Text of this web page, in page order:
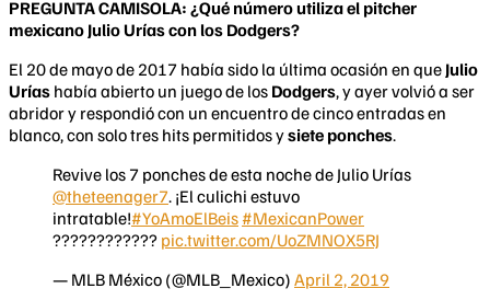
PREGUNTA CAMISOLA: ¿Qué número utiliza el pitcher
mexicano Julio Urías con los Dodgers?
El 20 de mayo de 2017 había sido la última ocasión en que Julio
Urías había abierto un juego de los Dodgers, y ayer volvió a ser
abridor y respondió con un encuentro de cinco entradas en
blanco, con solo tres hits permitidos ysiete ponches.
Revive los 7 ponches de esta noche de Julio Urías
@theteenager7. ¡El culichi estuvo
intratable!#YoAmoElBeis #MexicanPower
???????????? pic.twitter.com/UoZMNOX5RJ
— MLB México (@MLB_Mexico) April 2, 2019